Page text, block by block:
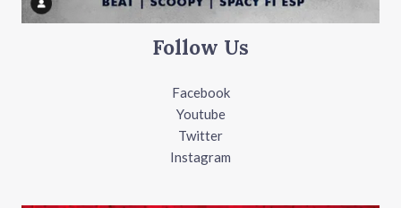
Follow Us
Facebook
Youtube
Twitter
Instagram